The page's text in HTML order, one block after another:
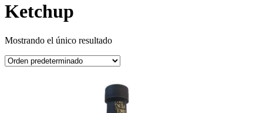
Ketchup
Mostrando el único resultado